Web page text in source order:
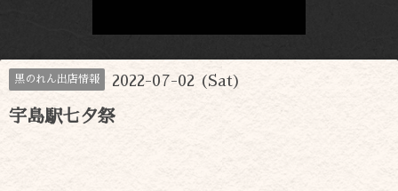
黒のれん出店情報 2022-07-02 (Sat)
宇島駅七夕祭